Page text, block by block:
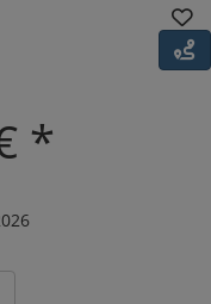
*